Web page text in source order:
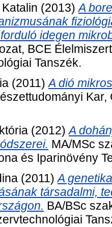
(2013)A
idegen
BCE
Tanszék.
(2011)A dió
(2012)A
MA/MSc
és Iparinövény
(2011)A
társadalmi,
BA/BSc